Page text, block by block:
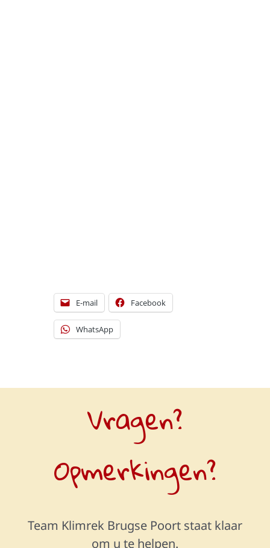
E-mail Facebook
WhatsApp
Vragen?
Opmerkingen?
Team Klimrek Brugse Poort staat klaar
om u te helpen.